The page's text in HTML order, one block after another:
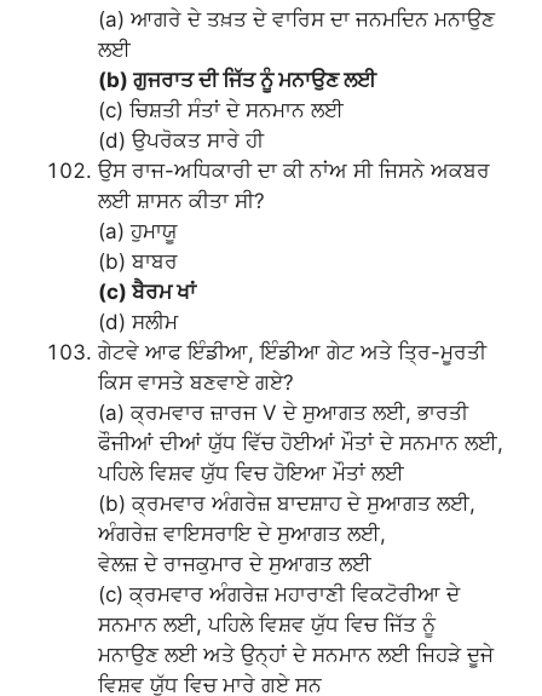
(a) ਆਗਰੇ ਦੇ ਤਖ਼ਤ ਦੇ ਵਾਰਿਸ ਦਾ ਜਨਮਦਿਨ ਮਨਾਉਣ
ਲਈ
(b) ਗੁਜਰਾਤ ਦੀ ਜਿੱਤ ਨੂੰ ਮਨਾਉਣ ਲਈ
(c) ਚਿਸ਼ਤੀ ਸੰਤਾਂ ਦੇ ਸਨਮਾਨ ਲਈ
(d) ਉਪਰੋਕਤ ਸਾਰੇ ਹੀ
ਉਸ ਰਾਜ-ਅਧਿਕਾਰੀ ਦਾ ਕੀ ਨਾਂਅ ਸੀ ਜਿਸਨੇ ਅਕਬਰ
ਲਈ ਸ਼ਾਸਨ ਕੀਤਾ ਸੀ?
(a) ਹੁਮਾਯੂ
(b) ਬਾਬਰ
(c) ਬੈਰਮ ਖਾਂ
(d) ਸਲੀਮ
ਗੇਟਵੇ ਆਫ ਇੰਡੀਆ, ਇੰਡੀਆ ਗੇਟ ਅਤੇ ਤ੍ਰਿ-ਮੂਰਤੀ
ਕਿਸ ਵਾਸਤੇ ਬਣਵਾਏ ਗਏ?
(a) ਕ੍ਰਮਵਾਰ ਜ਼ਾਰਜ V ਦੇ ਸੁਆਗਤ ਲਈ, ਭਾਰਤੀ
ਫੌਜੀਆਂ ਦੀਆਂ ਯੁੱਧ ਵਿੱਚ ਹੋਈਆਂ ਮੌਤਾਂ ਦੇ ਸਨਮਾਨ ਲਈ,
ਪਹਿਲੇ ਵਿਸ਼ਵ ਯੁੱਧ ਵਿਚ ਹੋਇਆ ਮੌਤਾਂ ਲਈ
(b) ਕ੍ਰਮਵਾਰ ਅੰਗਰੇਜ਼ ਬਾਦਸ਼ਾਹ ਦੇ ਸੁਆਗਤ ਲਈ,
ਅੰਗਰੇਜ਼ ਵਾਇਸਰਾਇ ਦੇ ਸੁਆਗਤ ਲਈ,
ਵੇਲਜ਼ ਦੇ ਰਾਜਕੁਮਾਰ ਦੇ ਸੁਆਗਤ ਲਈ
(c) ਕ੍ਰਮਵਾਰ ਅੰਗਰੇਜ਼ ਮਹਾਰਾਣੀ ਵਿਕਟੋਰੀਆ ਦੇ
ਸਨਮਾਨ ਲਈ, ਪਹਿਲੇ ਵਿਸ਼ਵ ਯੁੱਧ ਵਿਚ ਜਿੱਤ ਨੂੰ
ਮਨਾਉਣ ਲਈ ਅਤੇ ਉਨ੍ਹਾਂ ਦੇ ਸਨਮਾਨ ਲਈ ਜਿਹੜੇ ਦੂਜੇ
ਵਿਸ਼ਵ ਯੁੱਧ ਵਿਚ ਮਾਰੇ ਗਏ ਸਨ